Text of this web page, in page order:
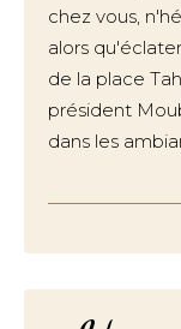
chez vous,
alors
de la place
président
dans les